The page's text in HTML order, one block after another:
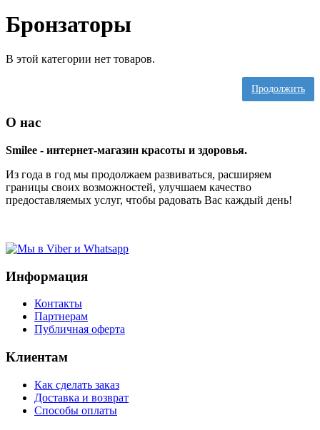
Бронзаторы
В этой категории нет товаров.
Продолжить
О нас
Smilee - интернет-магазин красоты и здоровья.
Из года в год мы продолжаем развиваться, расширяем
границы своих возможностей, улучшаем качество
предоставляемых услуг, чтобы радовать Вас каждый день!
Информация
Контакты
Партнерам
Публичная оферта
Клиентам
Как сделать заказ
Доставка и возврат
Способы оплаты